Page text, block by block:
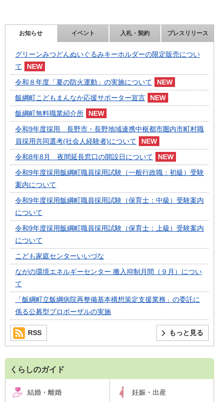
お知らせ イベント 入札・契約 プレスリリース
グリーンみつどんぬいぐるみキーホルダーの限定販売につい
て
令和８年度「夏の防火運動」の実施について
飯綱町こどもまんなか応援サポーター宣言
飯綱町無料職業紹介所
令和9年度採用 長野市・長野地域連携中枢都市圏内市町村職
員採用共同選考(社会人経験者)について
令和8年8月 夜間延長窓口の開設日について
令和9年度採用飯綱町職員採用試験（一般行政職：初級）受験
案内について
令和9年度採用飯綱町職員採用試験（保育士：中級）受験案内
について
令和9年度採用飯綱町職員採用試験（保育士：上級）受験案内
について
こども家庭センターいいづな
ながの環境エネルギーセンター 搬入抑制月間（９月）につい
て
「飯綱町立飯綱病院再整備基本構想策定支援業務」の委託に
係る公募型プロポーザルの実施
もっと見る
RSS
くらしのガイド
結婚・離婚 妊娠・出産